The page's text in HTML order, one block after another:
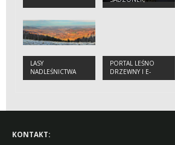
NASION, CHOINEK
LASY
NADLEŚNICTWA
PORTAL LEŚNO
DRZEWNY I E-
DREWNO
KONTAKT: